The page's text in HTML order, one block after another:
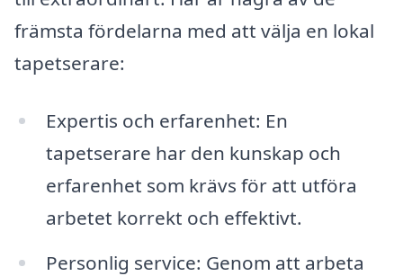
främsta fördelarna med att välja en lokal
tapetserare:
Expertis och erfarenhet: En
tapetserare har den kunskap och
erfarenhet som krävs för att utföra
arbetet korrekt och effektivt.
Personlig service: Genom att arbeta